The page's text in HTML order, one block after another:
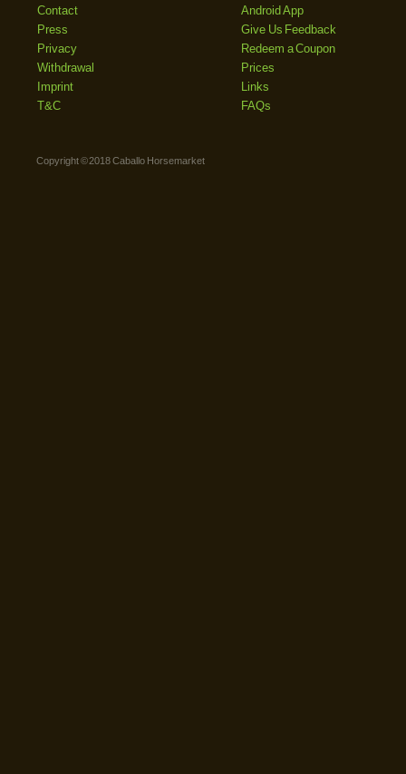
Contact
Press
Privacy
Withdrawal
Imprint
T&C
Android App
Give Us Feedback
Redeem a Coupon
Prices
Links
FAQs
Copyright © 2018 Caballo Horsemarket